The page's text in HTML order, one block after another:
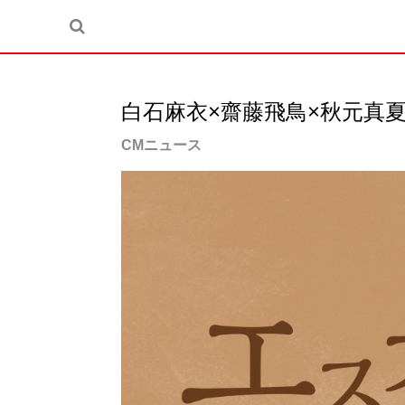
白石麻衣×齋藤飛鳥×秋元真
CMニュース